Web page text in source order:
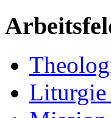
Liturgie